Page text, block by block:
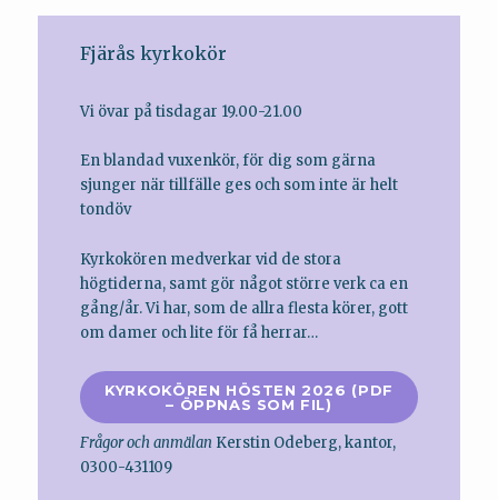
Fjärås kyrkokör
Vi övar på tisdagar 19.00-21.00
En blandad vuxenkör, för dig som gärna
sjunger när tillfälle ges och som inte är helt
tondöv
Kyrkokören medverkar vid de stora
högtiderna, samt gör något större verk ca en
gång/år. Vi har, som de allra flesta körer, gott
om damer och lite för få herrar…
KYRKOKÖREN HÖSTEN 2026 (PDF
– ÖPPNAS SOM FIL)
Frågor och anmälan Kerstin Odeberg, kantor,
0300-431109